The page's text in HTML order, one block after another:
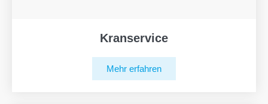
Kranservice
Mehr erfahren